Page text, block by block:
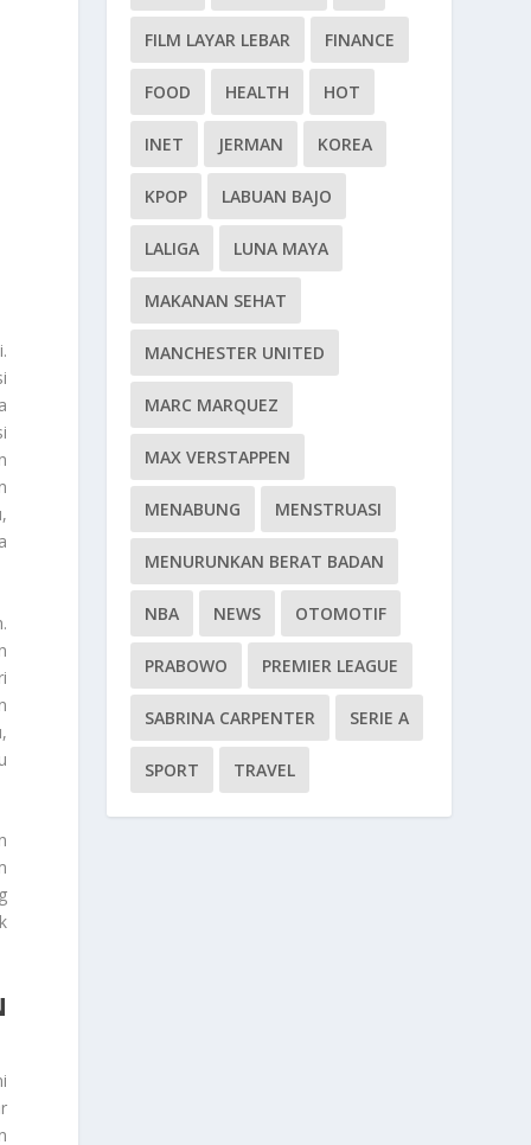
FILM LAYAR LEBAR FINANCE
FOOD HEALTH HOT
INET JERMAN KOREA
KPOP LABUAN BAJO
LALIGA LUNA MAYA
MAKANAN SEHAT
MANCHESTER UNITED
MARC MARQUEZ
MAX VERSTAPPEN
MENABUNG MENSTRUASI
MENURUNKAN BERAT BADAN
NBA NEWS OTOMOTIF
PRABOWO PREMIER LEAGUE
SABRINA CARPENTER SERIE A
SPORT TRAVEL